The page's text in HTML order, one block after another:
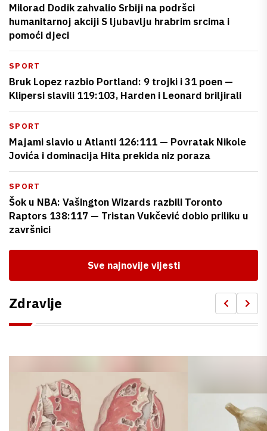
Milorad Dodik zahvalio Srbiji na podršci
humanitarnoj akciji S ljubavlju hrabrim srcima i
pomoći djeci
SPORT
Bruk Lopez razbio Portland: 9 trojki i 31 poen —
Klipersi slavili 119:103, Harden i Leonard briljirali
SPORT
Majami slavio u Atlanti 126:111 — Povratak Nikole
Jovića i dominacija Hita prekida niz poraza
SPORT
Šok u NBA: Vašington Wizards razbili Toronto
Raptors 138:117 — Tristan Vukčević dobio priliku u
završnici
Sve najnovije vijesti
Zdravlje